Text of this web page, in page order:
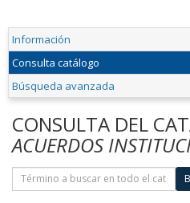
Información
Consulta catálogo
Búsqueda avanzada
CONSULTA DEL
ACUERDOS